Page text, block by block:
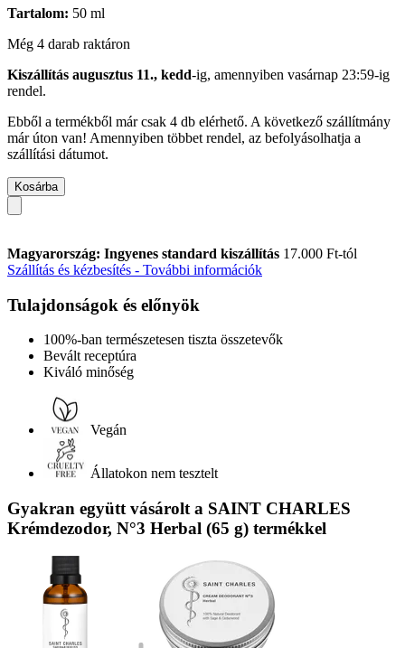
Tartalom: 50 ml
Még 4 darab raktáron
Kiszállítás augusztus 11., kedd-ig, amennyiben vasárnap 23:59-ig
rendel.
Ebből a termékből már csak 4 db elérhető. A következő szállítmány
már úton van! Amennyiben többet rendel, az befolyásolhatja a
szállítási dátumot.
Kosárba
Magyarország: Ingyenes standard kiszállítás 17.000 Ft-tól
Szállítás és kézbesítés - További információk
Tulajdonságok és előnyök
100%-ban természetesen tiszta összetevők
Bevált receptúra
Kiváló minőség
Vegán
Állatokon nem tesztelt
Gyakran együtt vásárolt a SAINT CHARLES
Krémdezodor, N°3 Herbal (65 g) termékkel